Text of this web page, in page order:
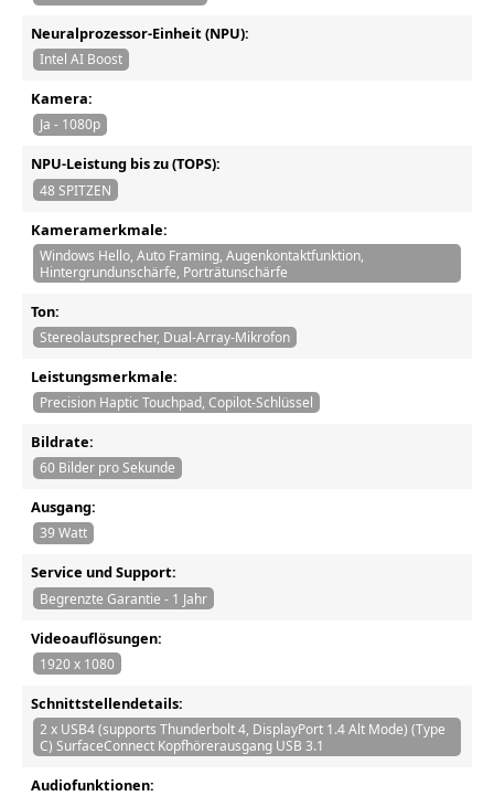
Neuralprozessor-Einheit (NPU):
Intel AI Boost
Kamera:
Ja - 1080p
NPU-Leistung bis zu (TOPS):
48 SPITZEN
Kameramerkmale:
Windows Hello, Auto Framing, Augenkontaktfunktion,
Hintergrundunschärfe, Porträtunschärfe
Ton:
Stereolautsprecher, Dual-Array-Mikrofon
Leistungsmerkmale:
Precision Haptic Touchpad, Copilot-Schlüssel
Bildrate:
60 Bilder pro Sekunde
Ausgang:
39 Watt
Service und Support:
Begrenzte Garantie - 1 Jahr
Videoauflösungen:
1920 x 1080
Schnittstellendetails:
2 x USB4 (supports Thunderbolt 4, DisplayPort 1.4 Alt Mode) (Type
C) SurfaceConnect Kopfhörerausgang USB 3.1
Audiofunktionen: